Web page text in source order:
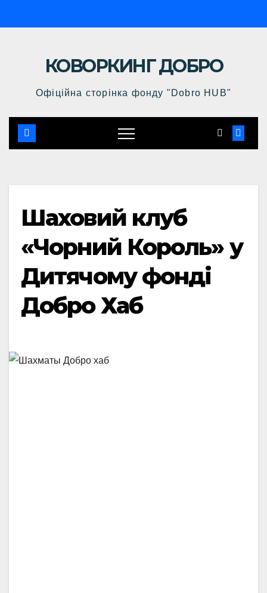
КОВОРКИНГ ДОБРО
Офіційна сторінка фонду "Dobro HUB"
Шаховий клуб
«Чорний Король» у
Дитячому фонді
Добро Хаб